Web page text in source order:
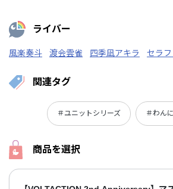
ライバー
風楽奏斗 渡会雲雀 四季凪アキラ セラ
関連タグ
＃ユニットシリーズ ＃わん
商品を選択